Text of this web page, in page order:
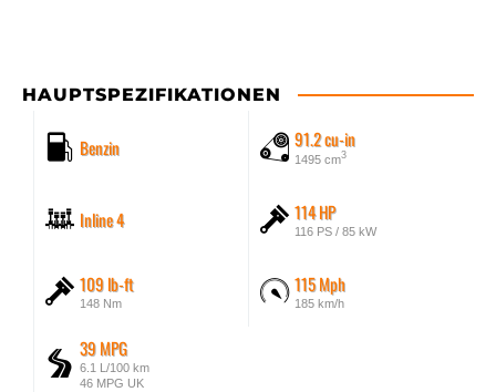
HAUPTSPEZIFIKATIONEN
Benzin 91.2 cu-in
1495 cm3
Inline 4 114 HP
116 PS / 85 kW
109 lb-ft
148 Nm
115 Mph
185 km/h
39 MPG
6.1 L/100 km
46 MPG UK